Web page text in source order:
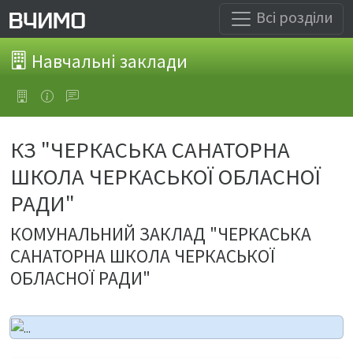
Всі розділи
Навчальні заклади
КЗ "ЧЕРКАСЬКА САНАТОРНА
ШКОЛА ЧЕРКАСЬКОЇ ОБЛАСНОЇ
РАДИ"
КОМУНАЛЬНИЙ ЗАКЛАД "ЧЕРКАСЬКА
САНАТОРНА ШКОЛА ЧЕРКАСЬКОЇ
ОБЛАСНОЇ РАДИ"